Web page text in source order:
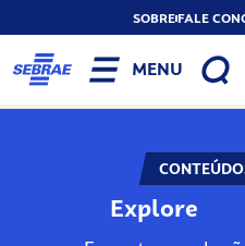
SOBREFALE
MENU
Explore